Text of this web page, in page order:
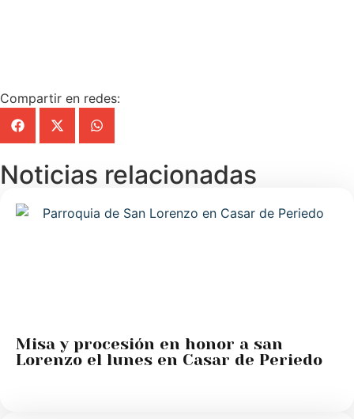
Compartir en redes:
Noticias relacionadas
Misa y procesión en honor a san
Lorenzo el lunes en Casar de Periedo